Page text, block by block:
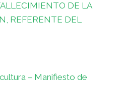
DE LA
REFERENTE DEL
– Manifiesto de